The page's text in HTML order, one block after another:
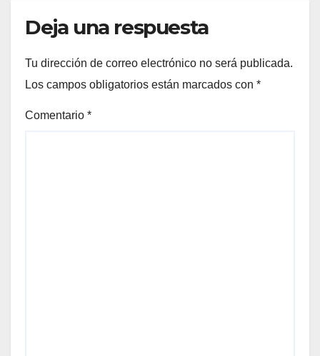
Deja una respuesta
Tu dirección de correo electrónico no será publicada.
Los campos obligatorios están marcados con *
Comentario *